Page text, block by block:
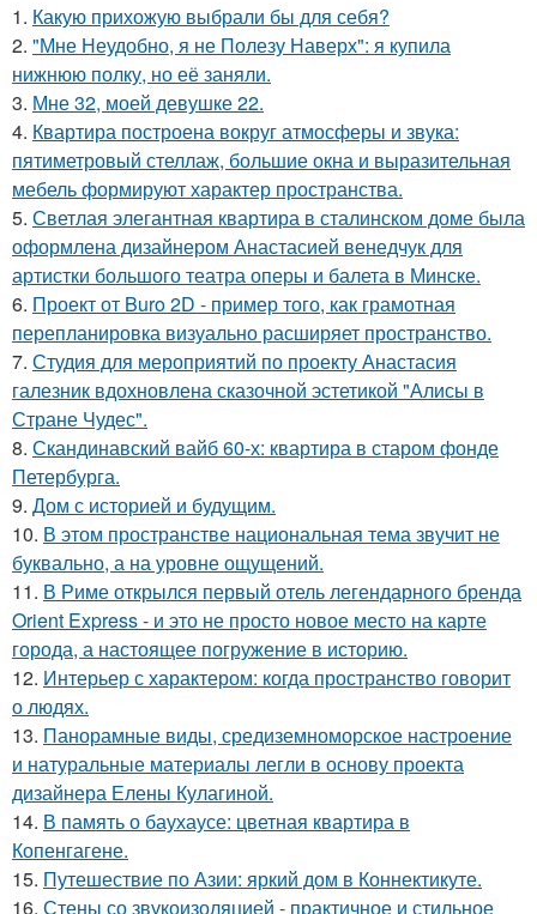
1. Какую прихожую выбрали бы для себя?
2. "Мне Неудобно, я не Полезу Наверх": я купила
нижнюю полку, но её заняли.
3. Мне 32, моей девушке 22.
4. Квартира построена вокруг атмосферы и звука:
пятиметровый стеллаж, большие окна и выразительная
мебель формируют характер пространства.
5. Светлая элегантная квартира в сталинском доме была
оформлена дизайнером Анастасией венедчук для
артистки большого театра оперы и балета в Минске.
6. Проект от Buro 2D - пример того, как грамотная
перепланировка визуально расширяет пространство.
7. Студия для мероприятий по проекту Анастасия
галезник вдохновлена сказочной эстетикой "Алисы в
Стране Чудес".
8. Скандинавский вайб 60-х: квартира в старом фонде
Петербурга.
9. Дом с историей и будущим.
10. В этом пространстве национальная тема звучит не
буквально, а на уровне ощущений.
11. В Риме открылся первый отель легендарного бренда
Orient Express - и это не просто новое место на карте
города, а настоящее погружение в историю.
12. Интерьер с характером: когда пространство говорит
о людях.
13. Панорамные виды, средиземноморское настроение
и натуральные материалы легли в основу проекта
дизайнера Елены Кулагиной.
14. В память о баухаусе: цветная квартира в
Копенгагене.
15. Путешествие по Азии: яркий дом в Коннектикуте.
16. Стены со звукоизоляцией - практичное и стильное